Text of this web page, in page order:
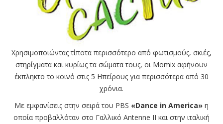
Χρησιμοποιώντας τίποτα περισσότερο από φωτισμούς, σκιές,
στηρίγματα και κυρίως τα σώματα τους, οι Momix αφήνουν
έκπληκτο το κοινό στις 5 Ηπείρους για περισσότερα από 30
χρόνια.
Με εμφανίσεις στην σειρά του PBS «Dance in America» η
οποία προβαλλόταν στο Γαλλικό Antenne II και στην ιταλική